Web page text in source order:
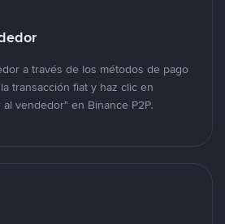
a través de los métodos de pago
transacción fiat y haz clic en
vendedor" en Binance P2P.